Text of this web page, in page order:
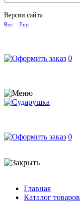
Версия сайта
Rus Eng
0
0
Главная
Каталог товаров